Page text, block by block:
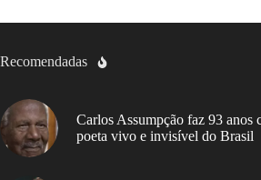
Recomendadas
Carlos Assumpção faz 93 anos
poeta vivo e invisível do Brasil